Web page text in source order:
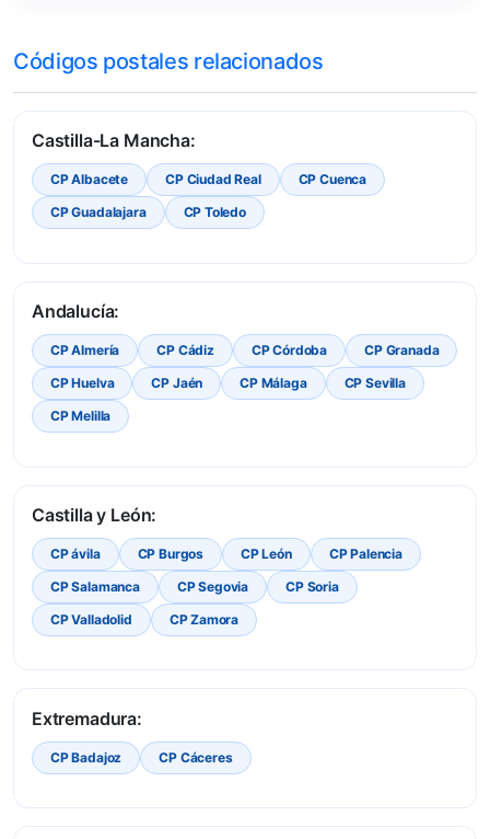
Códigos postales relacionados
Castilla-La Mancha:
CP Albacete CP Ciudad Real
CP Cuenca
CP Guadalajara
CP Toledo
Andalucía:
CP Almería CP Cádiz CP Córdoba
CP Granada
CP Huelva
CP Jaén CP Málaga
CP Sevilla
CP Melilla
Castilla y León:
CP ávila CP Burgos CP León
CP Palencia
CP Salamanca
CP Segovia
CP Soria
CP Valladolid
CP Zamora
Extremadura:
CP Badajoz CP Cáceres